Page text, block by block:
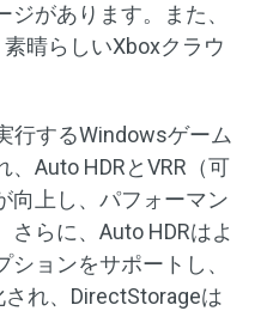
があります。また、
晴らしいXboxクラウ
行するWindowsゲーム
Auto HDRとVRR（可
向上し、パフォーマン
らに、Auto HDRはよ
ョンをサポートし、
れ、DirectStorageは